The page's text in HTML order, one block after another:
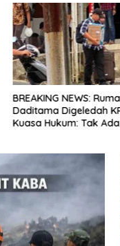
BREAKING NEWS: Rumah B.
Daditama Digeledah KPK,
Kuasa Hukum: Tak Ada